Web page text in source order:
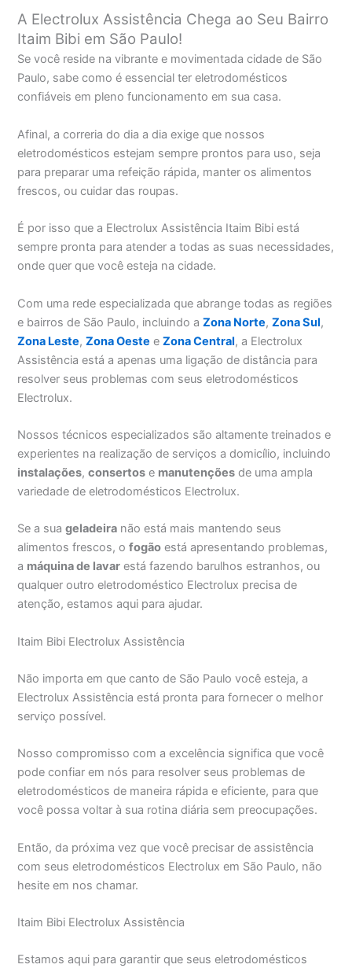
A Electrolux Assistência Chega ao Seu Bairro
Itaim Bibi em São Paulo!
Se você reside na vibrante e movimentada cidade de São
Paulo, sabe como é essencial ter eletrodomésticos
confiáveis em pleno funcionamento em sua casa.
Afinal, a correria do dia a dia exige que nossos
eletrodomésticos estejam sempre prontos para uso, seja
para preparar uma refeição rápida, manter os alimentos
frescos, ou cuidar das roupas.
É por isso que a Electrolux Assistência Itaim Bibi está
sempre pronta para atender a todas as suas necessidades,
onde quer que você esteja na cidade.
Com uma rede especializada que abrange todas as regiões
e bairros de São Paulo, incluindo aZona Norte,Zona Sul,
Zona Leste,Zona Oeste eZona Central, a Electrolux
Assistência está a apenas uma ligação de distância para
resolver seus problemas com seus eletrodomésticos
Electrolux.
Nossos técnicos especializados são altamente treinados e
experientes na realização de serviços a domicílio, incluindo
instalações,consertos e manutenções de uma ampla
variedade de eletrodomésticos Electrolux.
Se a suageladeira não está mais mantendo seus
alimentos frescos, ofogão está apresentando problemas,
a máquina de lavar está fazendo barulhos estranhos, ou
qualquer outro eletrodoméstico Electrolux precisa de
atenção, estamos aqui para ajudar.
Itaim Bibi Electrolux Assistência
Não importa em que canto de São Paulo você esteja, a
Electrolux Assistência está pronta para fornecer o melhor
serviço possível.
Nosso compromisso com a excelência significa que você
pode confiar em nós para resolver seus problemas de
eletrodomésticos de maneira rápida e eficiente, para que
você possa voltar à sua rotina diária sem preocupações.
Então, da próxima vez que você precisar de assistência
com seus eletrodomésticos Electrolux em São Paulo, não
hesite em nos chamar.
Itaim Bibi Electrolux Assistência
Estamos aqui para garantir que seus eletrodomésticos